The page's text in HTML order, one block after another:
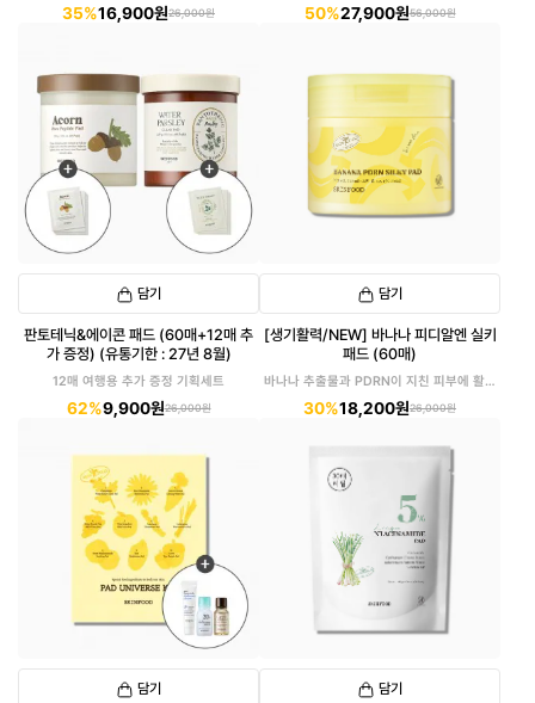
35%16,900원26,000원 50%27,900원56,000원
담기
판토테닉&에이콘 패드 (60매+12매 추
가 증정) (유통기한 : 27년 8월)
12매 여행용 추가 증정 기획세트
62%9,900원26,000원
담기
[생기활력/NEW] 바나나 피디알엔 실키
패드 (60매)
바나나 추출물과 PDRN이 지친 피부에 활력
30%18,200원26,000원
담기 담기